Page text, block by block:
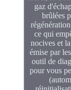
gaz
brûlées
ce qui
nocives et
émise par
outil de
pour vous